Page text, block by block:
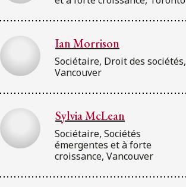
Ian Morrison
Sociétaire, Droit des sociétés,
Vancouver
Sylvia McLean
Sociétaire, Sociétés
émergentes et à forte
croissance, Vancouver